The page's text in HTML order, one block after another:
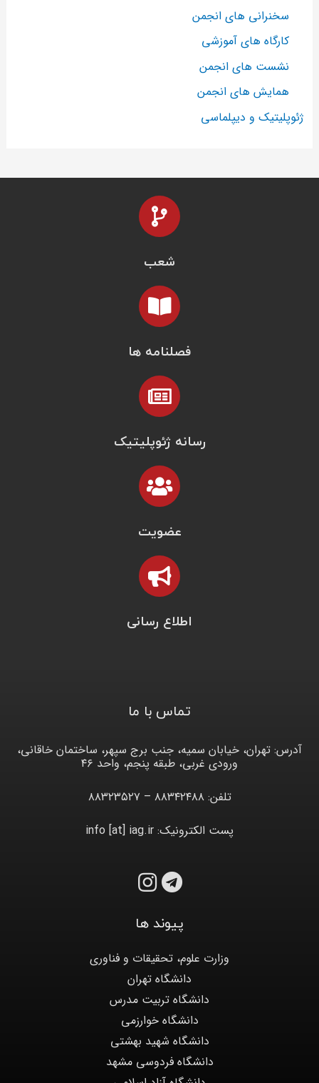
سخنرانی های انجمن
کارگاه های آموزشی
نشست های انجمن
همایش های انجمن
ژئوپلیتیک و دیپلماسی
شعب
فصلنامه ها
رسانه ژئوپلیتیک
عضویت
اطلاع رسانی
تماس با ما
آدرس: تهران، خیابان سمیه، جنب برج سپهر، ساختمان خاقانی،
ورودی غربی، طبقه پنجم، واحد ۴۶
تلفن: ۸۸۳۴۲۴۸۸ – ۸۸۳۲۳۵۲۷
پست الکترونیک: info [at] iag.ir
پیوند ها
وزارت علوم، تحقیقات و فناوری
دانشگاه تهران
دانشگاه تربیت مدرس
دانشگاه خوارزمی
دانشگاه شهید بهشتی
دانشگاه فردوسی مشهد